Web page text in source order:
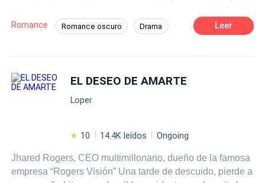
que un encuentro fortuito la arrastra hacia un mundo que
nunca imaginó. Liam Veyne, un hombre enigmático,
que comienza como una atracción secreta se convierte
en una obsesión ardiente: él quiere protegerla, inspirarla
y poseerla… todo a la vez. Entre secretos, juegos de
deberá decidir si se entrega al fuego de Liam,
mantiene la distancia, ignorando que el deseo más
intenso nunca olvida a quien lo provoca. "Quiero ser tu
Romance Romance oscuro Drama Leer
EL DESEO DE AMARTE
Loper
10 14.4K leídos Ongoing
Jhared Rogers, CEO multimillonario, dueño de la famosa
empresa “Rogers Visión” Una tarde de descuido, pierde a